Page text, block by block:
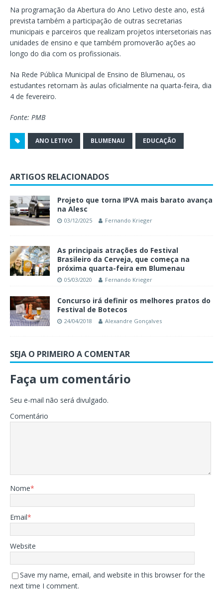
Na programação da Abertura do Ano Letivo deste ano, está
prevista também a participação de outras secretarias
municipais e parceiros que realizam projetos intersetoriais nas
unidades de ensino e que também promoverão ações ao
longo do dia com os profissionais.
Na Rede Pública Municipal de Ensino de Blumenau, os
estudantes retornam às aulas oficialmente na quarta-feira, dia
4 de fevereiro.
Fonte: PMB
ANO LETIVO BLUMENAU EDUCAÇÃO
ARTIGOS RELACIONADOS
Projeto que torna IPVA mais barato avança
na Alesc
03/12/2025 Fernando Krieger
As principais atrações do Festival
Brasileiro da Cerveja, que começa na
próxima quarta-feira em Blumenau
05/03/2020 Fernando Krieger
Concurso irá definir os melhores pratos do
Festival de Botecos
24/04/2018 Alexandre Gonçalves
SEJA O PRIMEIRO A COMENTAR
Faça um comentário
Seu e-mail não será divulgado.
Comentário
Nome*
Email*
Website
Save my name, email, and website in this browser for the
next time I comment.